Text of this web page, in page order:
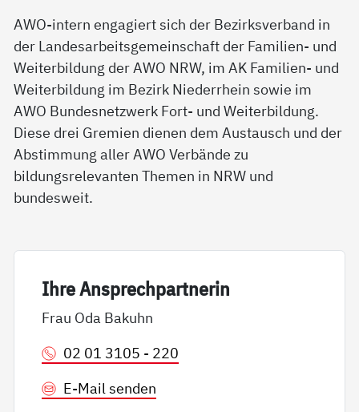
AWO-intern engagiert sich der Bezirksverband in
der Landesarbeitsgemeinschaft der Familien- und
Weiterbildung der AWO NRW, im AK Familien- und
Weiterbildung im Bezirk Niederrhein sowie im
AWO Bundesnetzwerk Fort- und Weiterbildung.
Diese drei Gremien dienen dem Austausch und der
Abstimmung aller AWO Verbände zu
bildungsrelevanten Themen in NRW und
bundesweit.
Ih­re An­sp­rech­part­ne­rin
Frau Oda Bakuhn
02 01 3105 - 220
E-Mail senden